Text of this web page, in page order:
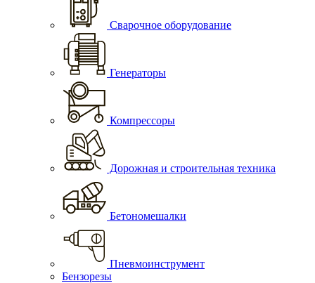
Сварочное оборудование
Генераторы
Компрессоры
Дорожная и строительная техника
Бетономешалки
Пневмоинструмент
Бензорезы